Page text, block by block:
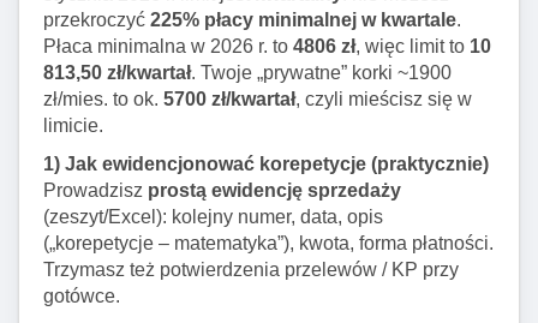
przekroczyć 225% płacy minimalnej w kwartale.
Płaca minimalna w 2026 r. to 4806 zł, więc limit to 10
813,50 zł/kwartał. Twoje „prywatne” korki ~1900
zł/mies. to ok. 5700 zł/kwartał, czyli mieścisz się w
limicie.
1) Jak ewidencjonować korepetycje (praktycznie)
Prowadzisz prostą ewidencję sprzedaży
(zeszyt/Excel): kolejny numer, data, opis
(„korepetycje – matematyka”), kwota, forma płatności.
Trzymasz też potwierdzenia przelewów / KP przy
gotówce.